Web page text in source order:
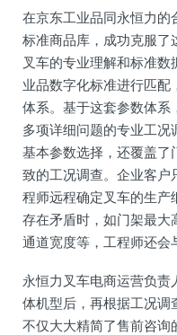
在京东工业品同永恒力
标准商品库，成功克服
叉车的专业理解和标准
业品数字化标准进行匹
体系。基于这套参数体
多项详细问题的专业工
基本参数选择，还覆盖了
致的工况调查。企业客户
程师远程确定叉车的生
存在矛盾时，如门架最大
通道宽度等，工程师还会
永恒力叉车电商运营负
体机型后，再根据工况调
不仅大大精简了售前咨